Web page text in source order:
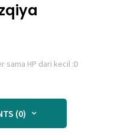
sama HP dari kecil :D
(0)